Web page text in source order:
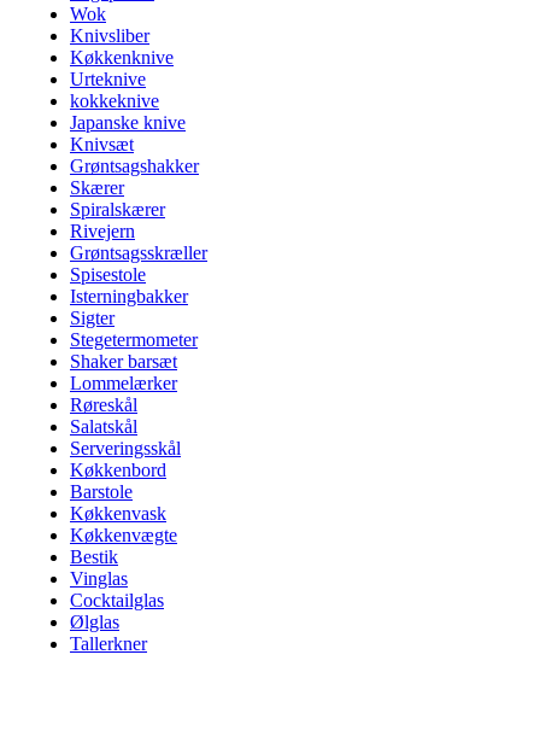
Wok
Knivsliber
Køkkenknive
Urteknive
kokkeknive
Japanske knive
Knivsæt
Grøntsagshakker
Skærer
Spiralskærer
Rivejern
Grøntsagsskræller
Spisestole
Isterningbakker
Sigter
Stegetermometer
Shaker barsæt
Lommelærker
Røreskål
Salatskål
Serveringsskål
Køkkenbord
Barstole
Køkkenvask
Køkkenvægte
Bestik
Vinglas
Cocktailglas
Ølglas
Tallerkner